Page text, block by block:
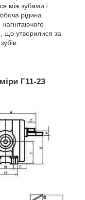
між зубами і
рідина
що утворилися за
Г11-23